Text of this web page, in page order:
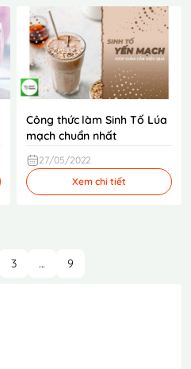
Công thức làm Sinh Tố Lúa
mạch chuẩn nhất
27/05/2022
Xem chi tiết
3 ... 9